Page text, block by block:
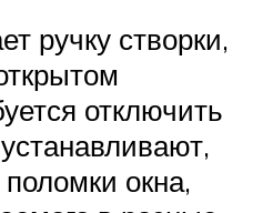
ручку створки,
отключить
окна,